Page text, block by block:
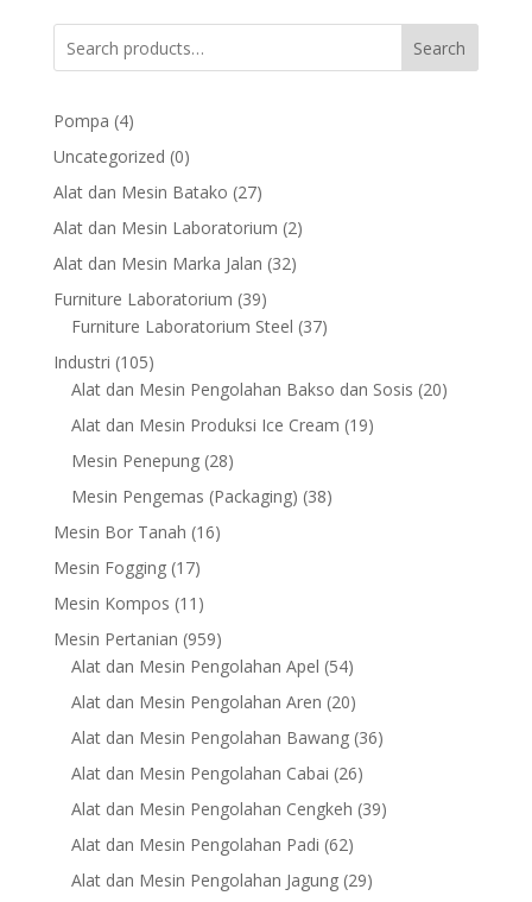
Search
Pompa 44
products
Uncategorized 00
products
Alat dan Mesin Batako 2727
products
Alat dan Mesin Laboratorium 22
Alat dan Mesin Marka Jalan 3232
Furniture Laboratorium 3939
products
Furniture Laboratorium Steel 3737
Industri 105105
products
Alat dan Mesin Pengolahan Bakso dan Sosis 2020
Alat dan Mesin Produksi Ice Cream 1919
Mesin Penepung 2828
products
Mesin Pengemas (Packaging) 3838
Mesin Bor Tanah 1616
Mesin Fogging 1717
products
Mesin Kompos 11 11
products
Mesin Pertanian 959959
products
Alat dan Mesin Pengolahan Apel 5454
products
Alat dan Mesin Pengolahan Aren 2020
products
Alat dan Mesin Pengolahan Bawang 3636
Alat dan Mesin Pengolahan Cabai 2626
products
Alat dan Mesin Pengolahan Cengkeh 3939
Alat dan Mesin Pengolahan Padi 6262
products
Alat dan Mesin Pengolahan Jagung 2929